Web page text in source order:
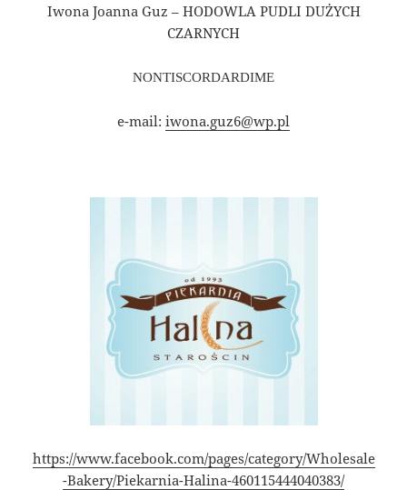
Iwona Joanna Guz – HODOWLA PUDLI DUŻYCH
CZARNYCH
NONTISCORDARDIME
e-mail: iwona.guz6@wp.pl
https://www.facebook.com/pages/category/Wholesale
-Bakery/Piekarnia-Halina-460115444040383/